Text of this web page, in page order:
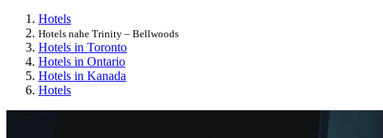
Hotels
Hotels nahe Trinity – Bellwoods
Hotels in Toronto
Hotels in Ontario
Hotels in Kanada
Hotels